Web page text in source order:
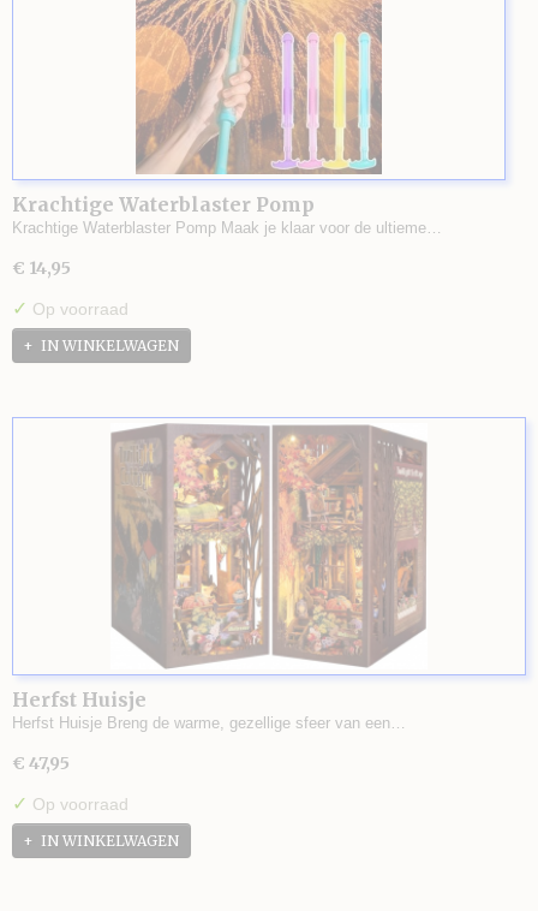
Krachtige Waterblaster Pomp
Krachtige Waterblaster Pomp Maak je klaar voor de ultieme…
€ 14,95
✓ Op voorraad
IN WINKELWAGEN
Herfst Huisje
Herfst Huisje Breng de warme, gezellige sfeer van een…
€ 47,95
✓ Op voorraad
IN WINKELWAGEN